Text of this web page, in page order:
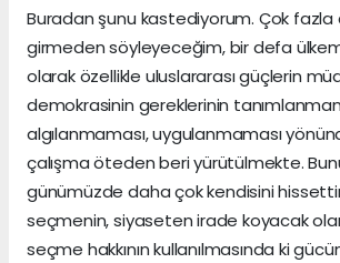
Buradan şunu kastediyorum. Çok fazla
girmeden söyleyeceğim, bir defa
olarak özellikle uluslararası güçlerin
demokrasinin gereklerinin
algılanmaması, uygulanmaması
çalışma öteden beri yürütülmekte.
günümüzde daha çok kendisini
seçmenin, siyaseten irade koyacak
seçme hakkının kullanılmasında ki